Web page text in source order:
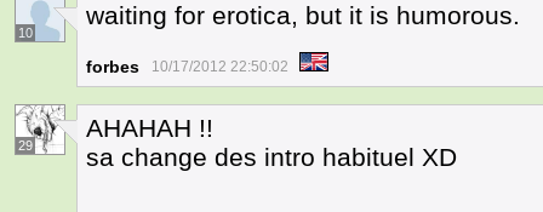
10
waiting for erotica, but it is humorous.
forbes 10/17/2012 22:50:02
29
AHAHAH !!
sa change des intro habituel XD